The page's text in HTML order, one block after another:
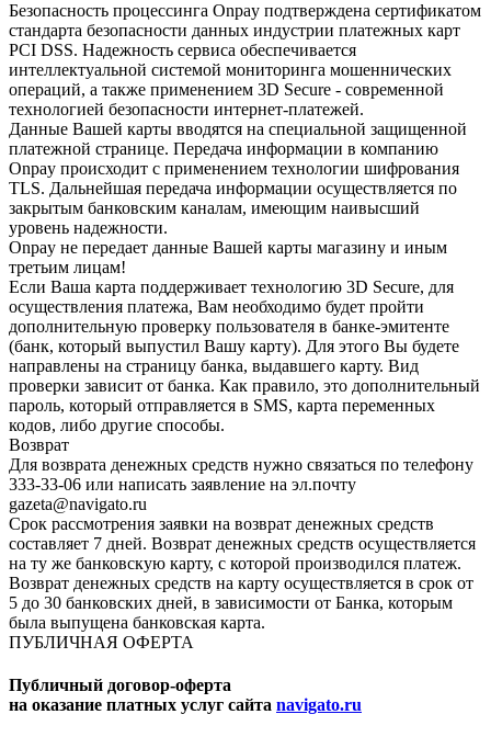
Безопасность процессинга Onpay подтверждена сертификатом
стандарта безопасности данных индустрии платежных карт
PCI DSS. Надежность сервиса обеспечивается
интеллектуальной системой мониторинга мошеннических
операций, а также применением 3D Secure - современной
технологией безопасности интернет-платежей.
Данные Вашей карты вводятся на специальной защищенной
платежной странице. Передача информации в компанию
Onpay происходит с применением технологии шифрования
TLS. Дальнейшая передача информации осуществляется по
закрытым банковским каналам, имеющим наивысший
уровень надежности.
Onpay не передает данные Вашей карты магазину и иным
третьим лицам!
Если Ваша карта поддерживает технологию 3D Secure, для
осуществления платежа, Вам необходимо будет пройти
дополнительную проверку пользователя в банке-эмитенте
(банк, который выпустил Вашу карту). Для этого Вы будете
направлены на страницу банка, выдавшего карту. Вид
проверки зависит от банка. Как правило, это дополнительный
пароль, который отправляется в SMS, карта переменных
кодов, либо другие способы.
Возврат
Для возврата денежных средств нужно связаться по телефону
333-33-06 или написать заявление на эл.почту
gazeta@navigato.ru
Срок рассмотрения заявки на возврат денежных средств
составляет 7 дней. Возврат денежных средств осуществляется
на ту же банковскую карту, с которой производился платеж.
Возврат денежных средств на карту осуществляется в срок от
5 до 30 банковских дней, в зависимости от Банка, которым
была выпущена банковская карта.
ПУБЛИЧНАЯ ОФЕРТА
Публичный договор-оферта
на оказание платных услуг сайта navigato.ru